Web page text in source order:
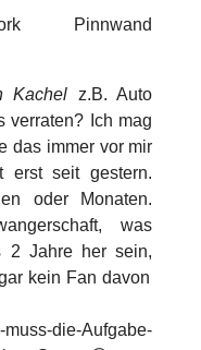
Kachel z.B. Auto
verraten? Ich mag
das immer vor mir
erst seit gestern.
oder Monaten.
was
2 Jahre her sein,
kein Fan davon
muss-die-Aufgabe-